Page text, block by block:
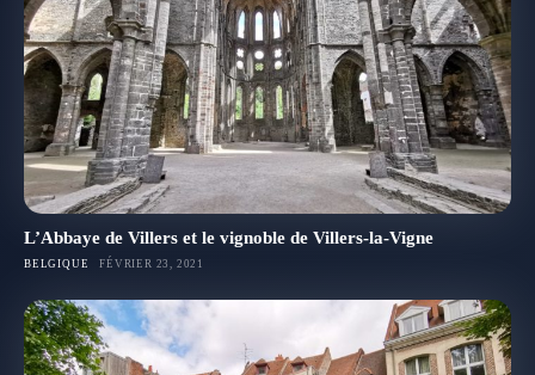
L’Abbaye de Villers et le vignoble de Villers-la-Vigne
BELGIQUE FÉVRIER 23, 2021